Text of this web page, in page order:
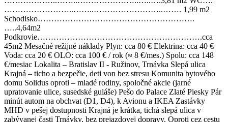
……………………..……..……………………..……. 1,99 m2
Schodisko………………………………………………….
…..4,64m2
Podkrovie…………………………………………………….cca
45m2 Mesačné režijné náklady Plyn: cca 80 € Elektrina: cca 40 €
Voda: cca 20 € OLO: cca 100 € / rok (≈ 8 €/mes.) Spolu: cca 148
€/mesiac Lokalita – Bratislav II - Ružinov, Trnávka Slepá ulica
Krajná – ticho a bezpečie, deti von bez stresu Komunita bytového
domu Solidus oproti – mladé rodiny, spoločné akcie (jarné
upratovanie ulice, susedské guláše) Pešo do Palace Zlaté Piesky Pár
minút autom na obchvat (D1, D4), k Avionu a IKEA Zastávky
MHD v pešej dostupnosti Krajná je krátka, tichá slepá ulica v
zabývanej časti Trnávky, bez prejazdovej dopravy. Oproti cez cestu